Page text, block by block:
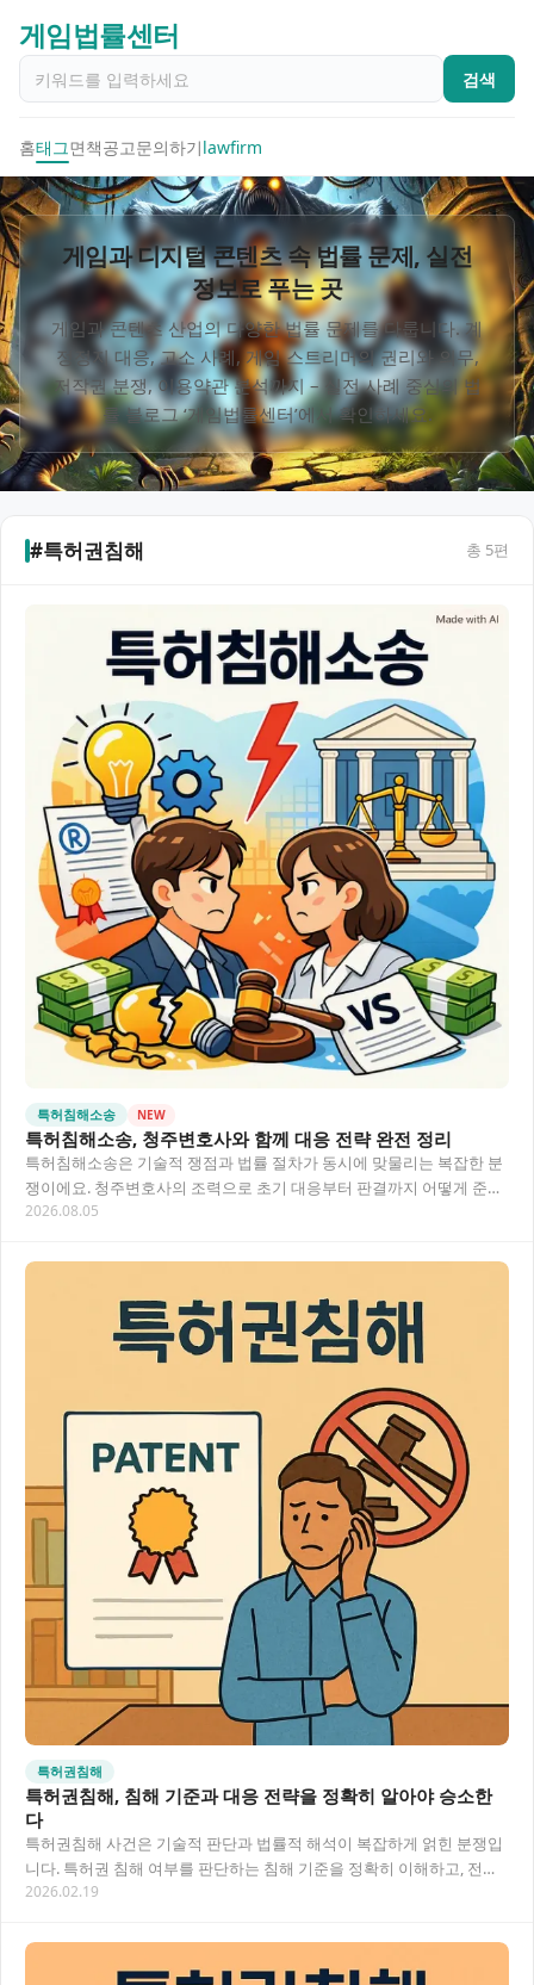
게임법률센터
검색
홈태그면책공고문의하기lawfirm
게임과 디지털 콘텐츠 속 법률 문제, 실전
정보로 푸는 곳
게임과 콘텐츠 산업의 다양한 법률 문제를 다룹니다. 계
정정지 대응, 고소 사례, 게임 스트리머의 권리와 의무,
저작권 분쟁, 이용약관 분석까지 – 실전 사례 중심의 법
#특허권침해 총 5편
특허침해소송 NEW
특허침해소송, 청주변호사와 함께 대응 전략 완전 정리
특허침해소송은 기술적 쟁점과 법률 절차가 동시에 맞물리는 복잡한 분
쟁이에요. 청주변호사의 조력으로 초기 대응부터 판결까지 어떻게 준비
해야 하는지, 실제 흐름을 중심으로 자세히 안내…
2026.08.05
특허권침해
특허권침해, 침해 기준과 대응 전략을 정확히 알아야 승소한
다
특허권침해 사건은 기술적 판단과 법률적 해석이 복잡하게 얽힌 분쟁입
니다. 특허권 침해 여부를 판단하는 침해 기준을 정확히 이해하고, 전문
가의 조력을 받아 체계적으로 대응해야 합니다…
2026.02.19